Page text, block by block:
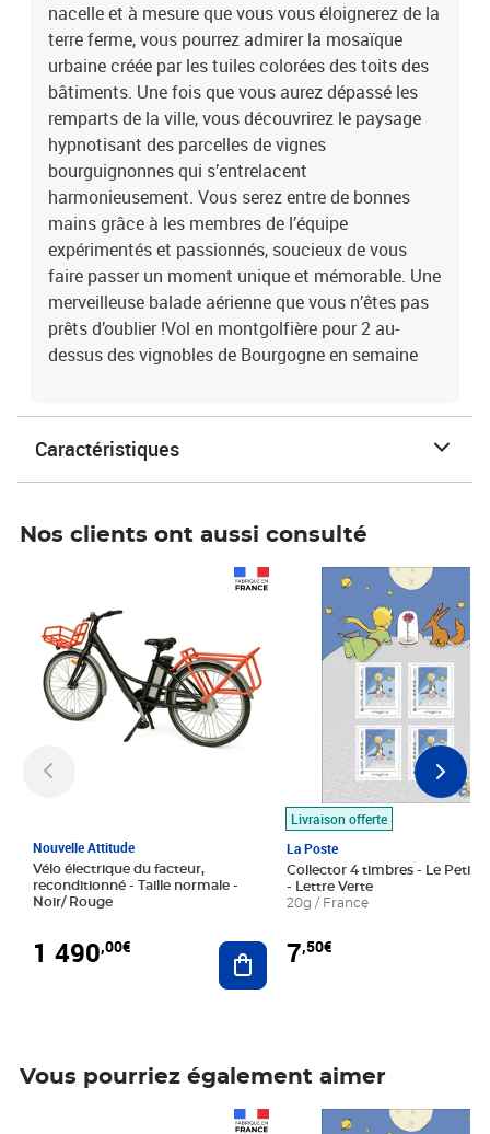
nacelle et à mesure que vous vous éloignerez de la
terre ferme, vous pourrez admirer la mosaïque
urbaine créée par les tuiles colorées des toits des
bâtiments. Une fois que vous aurez dépassé les
remparts de la ville, vous découvrirez le paysage
hypnotisant des parcelles de vignes
bourguignonnes qui s’entrelacent
harmonieusement. Vous serez entre de bonnes
mains grâce à les membres de l’équipe
expérimentés et passionnés, soucieux de vous
faire passer un moment unique et mémorable. Une
merveilleuse balade aérienne que vous n’êtes pas
prêts d’oublier !Vol en montgolfière pour 2 au-
dessus des vignobles de Bourgogne en semaine
Caractéristiques
Nos clients ont aussi consulté
Nouvelle Attitude
Vélo électrique du facteur,
reconditionné - Taille normale -
Noir/ Rouge
1 490,00€ Ajouter au panier
Livraison offerte
La Poste
Collector 4 timbres - Le Petit
- Lettre Verte
20g / France
7,50€
Prix 7,50€
Vous pourriez également aimer
Prix 7,50€